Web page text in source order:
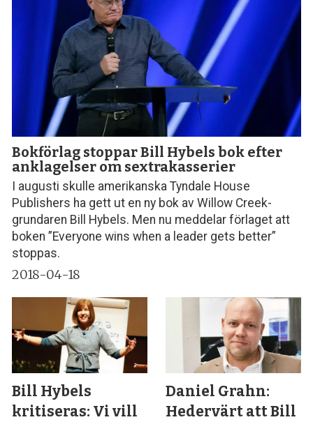
Bokförlag stoppar Bill Hybels bok efter
anklagelser om sextrakasserier
I augusti skulle amerikanska Tyndale House
Publishers ha gett ut en ny bok av Willow Creek-
grundaren Bill Hybels. Men nu meddelar förlaget att
boken ”Everyone wins when a leader gets better”
stoppas.
2018-04-18
Bill Hybels
kritiseras: Vi vill
Daniel Grahn:
Hedervärt att Bill